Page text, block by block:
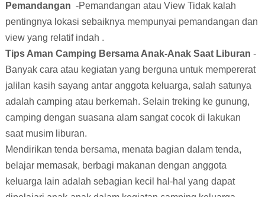
Pemandangan -Pemandangan atau View Tidak kalah
pentingnya lokasi sebaiknya mempunyai pemandangan dan
view yang relatif indah .
Tips Aman Camping Bersama Anak-Anak Saat Liburan -
Banyak cara atau kegiatan yang berguna untuk mempererat
jalilan kasih sayang antar anggota keluarga, salah satunya
adalah camping atau berkemah. Selain treking ke gunung,
camping dengan suasana alam sangat cocok di lakukan
saat musim liburan.
Mendirikan tenda bersama, menata bagian dalam tenda,
belajar memasak, berbagi makanan dengan anggota
keluarga lain adalah sebagian kecil hal-hal yang dapat